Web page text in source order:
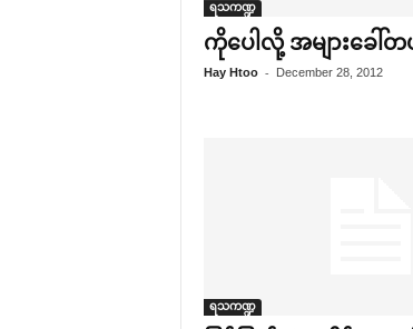
ရသကဏ္ဍ
ကို‌ပေါလို့ အများ‌ခေါ်
Hay Htoo - December 28, 2012
ရသကဏ္ဍ